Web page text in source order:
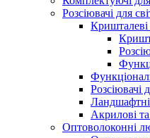
Розсіювачі для
Кришталеві
Розсіювачі
Ландшафтні
Акрилові та
Оптоволоконні